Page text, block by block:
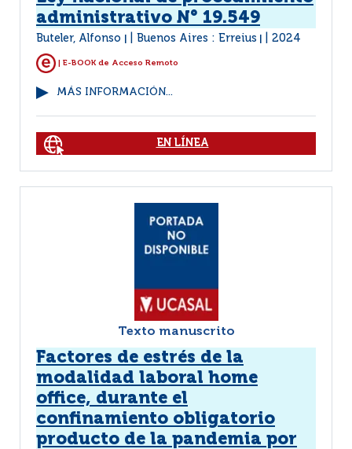
administrativo N° 19.549
Buteler, Alfonso Buenos Aires : Erreius 2024
| E-BOOK de Acceso Remoto
MÁS INFORMACIÓN...
EN LÍNEA
Texto manuscrito
Factores de estrés de la
modalidad laboral home
office, durante el
confinamiento obligatorio
producto de la pandemia por